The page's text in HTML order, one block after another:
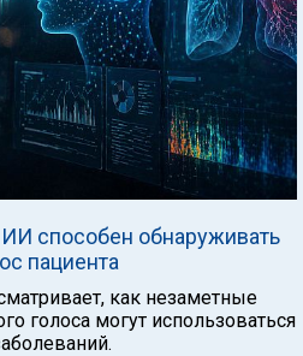
способен обнаруживать
пациента
как незаметные
голоса могут использоваться